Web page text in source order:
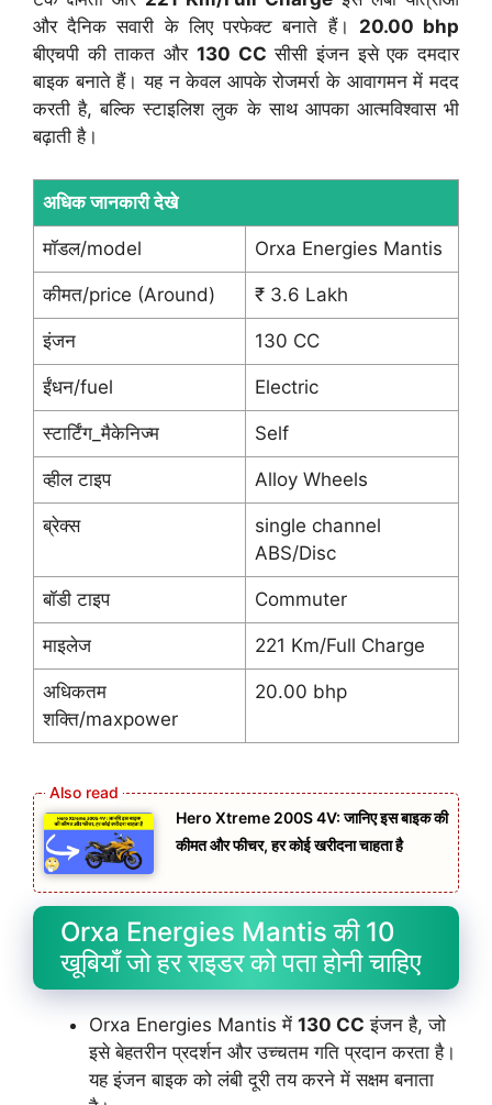
और दैनिक सवारी के लिए परफेक्ट बनाते हैं। 20.00 bhp
बीएचपी की ताकत और 130 CC सीसी इंजन इसे एक दमदार
बाइक बनाते हैं। यह न केवल आपके रोजमर्रा के आवागमन में मदद
करती है, बल्कि स्टाइलिश लुक के साथ आपका आत्मविश्वास भी
बढ़ाती है।
अधिक जानकारी देखे
मॉडल/model Orxa Energies Mantis
कीमत/price (Around) ₹ 3.6 Lakh
इंजन 130 CC
ईंधन/fuel Electric
स्टार्टिंग_मैकेनिज्म Self
व्हील टाइप Alloy Wheels
ब्रेक्स
single channel
ABS/Disc
बॉडी टाइप Commuter
माइलेज 221 Km/Full Charge
अधिकतम
शक्ति/maxpower
20.00 bhp
Hero Xtreme 200S 4V: जानिए इस बाइक की
कीमत और फीचर, हर कोई खरीदना चाहता है
Orxa Energies Mantis की 10
खूबियाँ जो हर राइडर को पता होनी चाहिए
Orxa Energies Mantis में 130 CC इंजन है, जो
इसे बेहतरीन प्रदर्शन और उच्चतम गति प्रदान करता है।
यह इंजन बाइक को लंबी दूरी तय करने में सक्षम बनाता